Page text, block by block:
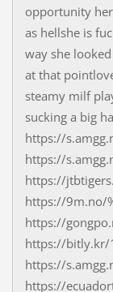
opportunity
as hellshe is
way she
at that
steamy milf
sucking a big
https://
https://
https://
https://9m.no/
https://
https://bitly.kr/
https://
https://